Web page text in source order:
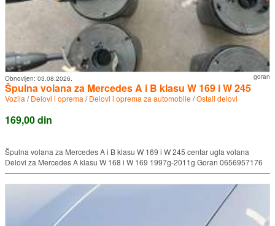
goran
Obnovljen: 03.08.2026.
Špulna volana za Mercedes A i B klasu W 169 i W 245
Vozila /Delovi i oprema /Delovi i oprema za automobile/Ostali delovi
169,00 din
Špulna volana za Mercedes A i B klasu W 169 i W 245 centar ugla volana
Delovi za Mercedes A klasu W 168 i W 169 1997g-2011g Goran 0656957176